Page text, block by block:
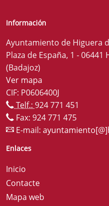
Información
Ayuntamiento de Higuera
Plaza de España, 1 - 06441
(Badajoz)
Ver mapa
CIF: P0606400J
Telf.: 924 771 451
Fax: 924 771 475
E-mail:
Enlaces
Inicio
Contacte
Mapa web